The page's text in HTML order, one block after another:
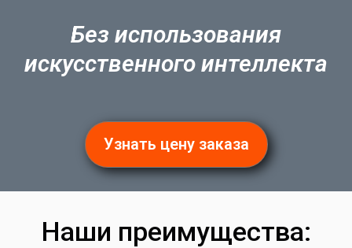
Без использования
искусственного интеллекта
Узнать цену заказа
Наши преимущества: